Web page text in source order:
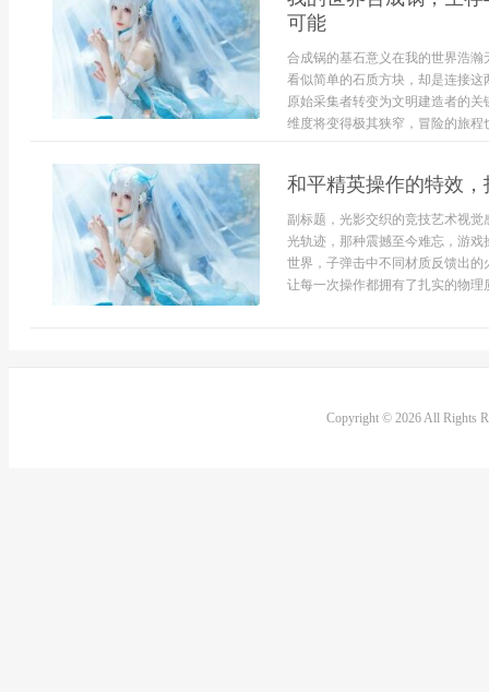
可能
合成锅的基石意义在我的世界浩
看似简单的石质方块，却是连接
原始采集者转变为文明建造者的
维度将变得极其狭窄，冒险的旅
和平精英操作的特效
副标题，光影交织的竞技艺术视
光轨迹，那种震撼至今难忘，游
世界，子弹击中不同材质反馈出
让每一次操作都拥有了扎实的物
Copyright © 2026 All Rights